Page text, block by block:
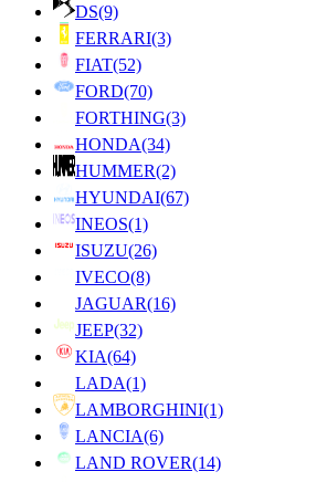
DS(9)
FERRARI(3)
FIAT(52)
FORD(70)
FORTHING(3)
HONDA(34)
HUMMER(2)
HYUNDAI(67)
INEOS(1)
ISUZU(26)
IVECO(8)
JAGUAR(16)
JEEP(32)
KIA(64)
LADA(1)
LAMBORGHINI(1)
LANCIA(6)
LAND ROVER(14)